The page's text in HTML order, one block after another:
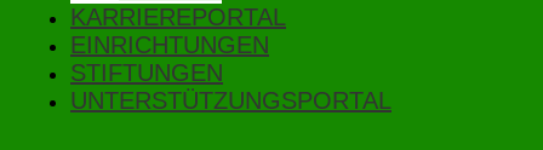
KARRIEREPORTAL
EINRICHTUNGEN
STIFTUNGEN
UNTERSTÜTZUNGSPORTAL